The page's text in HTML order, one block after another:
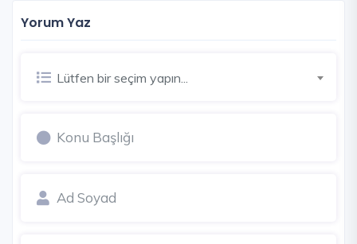
Yorum Yaz
Lütfen bir seçim yapın...